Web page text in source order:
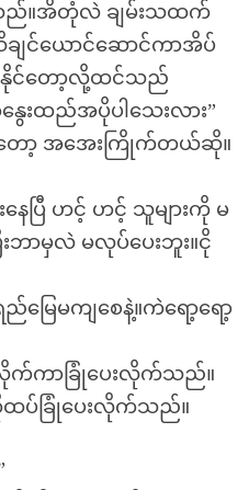
ည်။အိတုံလဲ ချမ်းသထက်
ျင်ယောင်ဆောင်ကာအိပ်
နိုင်တော့လို့ထင်သည်
းထည်အပိုပါသေးလား”
ာတော့ အအေးကြိုက်တယ်ဆို။
နေပြီ ဟင့် ဟင့် သူများကို မ
ဘာမှလဲ မလုပ်ပေးဘူး။ငို
ည်မြေမကျစေနဲ့။ကဲရော့ရော့
က်ကာခြုံပေးလိုက်သည်။
ကိုထပ်ခြုံပေးလိုက်သည်။